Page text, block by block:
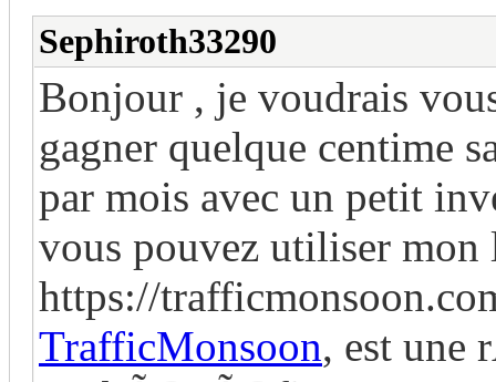
Sephiroth33290
Bonjour , je voudrais
gagner quelque centime
par mois avec un petit
vous pouvez utiliser
https://
TrafficMonsoon, est une